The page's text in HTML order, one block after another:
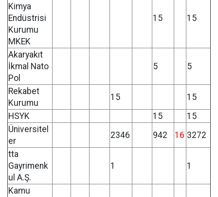
Kimya
Endüstrisi
Kurumu
MKEK
15 15
Akaryakıt
İkmal Nato
Pol
5 5
Rekabet
Kurumu
15
15
HSYK
15
15
Üniversitel
er
2346 942 16 3272
tta
Gayrimenk
ul A.Ş.
1 1
Kamu